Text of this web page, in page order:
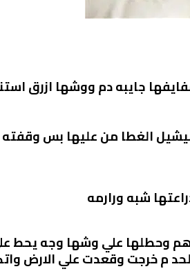
جايبه دم ووشها ازرق
الغطا من عليها بس
شبه ورارمه
وحطلها علي وشها وجه يحط
م خرجت وقعدت علي الارض